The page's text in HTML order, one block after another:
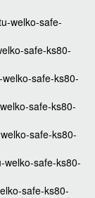
welko-safe-
safe-ks80-
safe-ks80-
safe-ks80-
safe-ks80-
welko-safe-ks80-
safe-ks80-